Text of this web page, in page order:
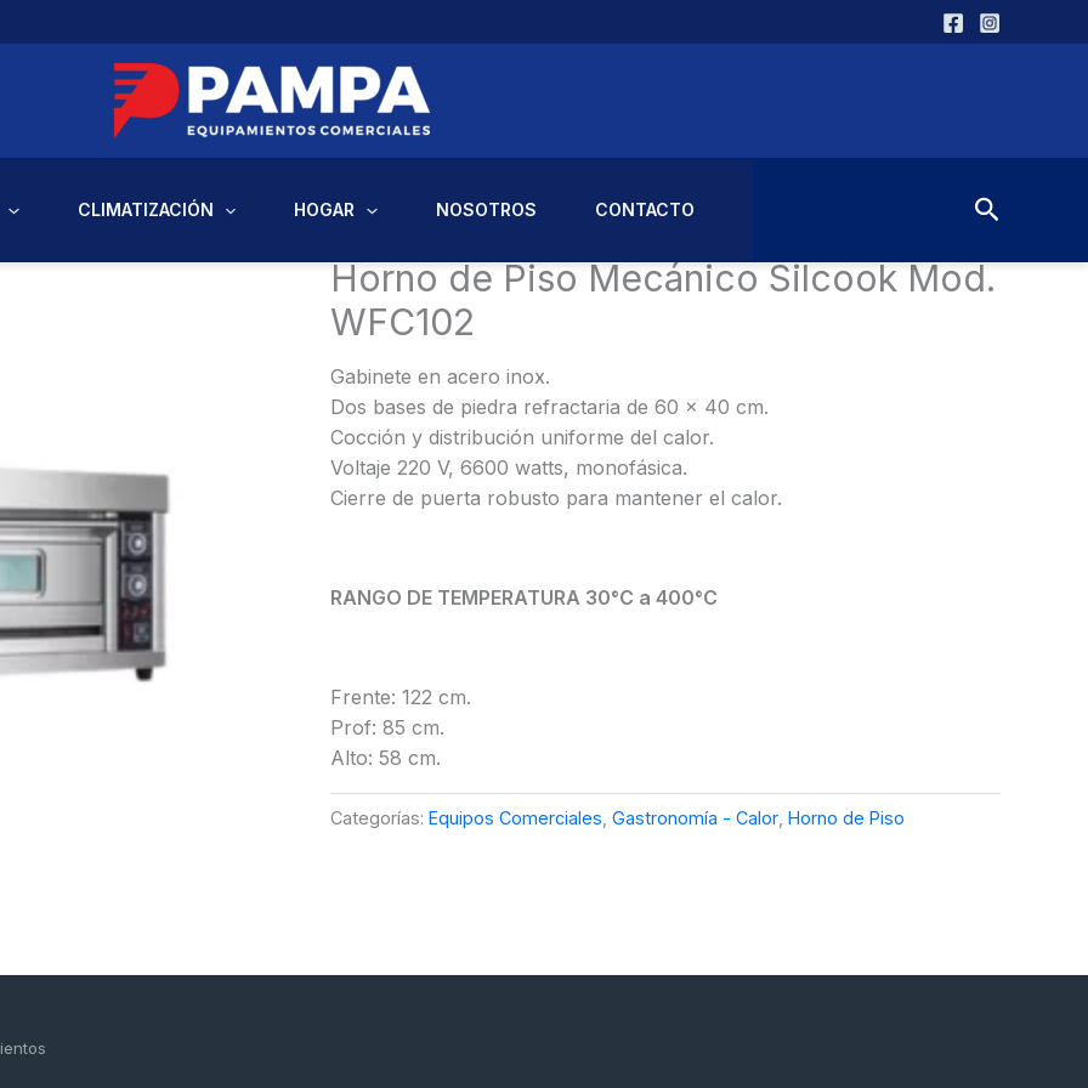
CLIMATIZACIÓN HOGAR NOSOTROS CONTACTO Buscar
Inicio Equipos Comerciales / Horno de Piso Mecánico Silcook Mod. WFC102
Horno de Piso Mecánico Silcook Mod.
WFC102
Gabinete en acero inox.
Dos bases de piedra refractaria de 60 x 40 cm.
Cocción y distribución uniforme del calor.
Voltaje 220 V, 6600 watts, monofásica.
Cierre de puerta robusto para mantener el calor.
RANGO DE TEMPERATURA 30°C a 400°C
Frente: 122 cm.
Prof: 85 cm.
Alto: 58 cm.
Categorías: Equipos Comerciales Gastronomía - Calor Horno de Piso